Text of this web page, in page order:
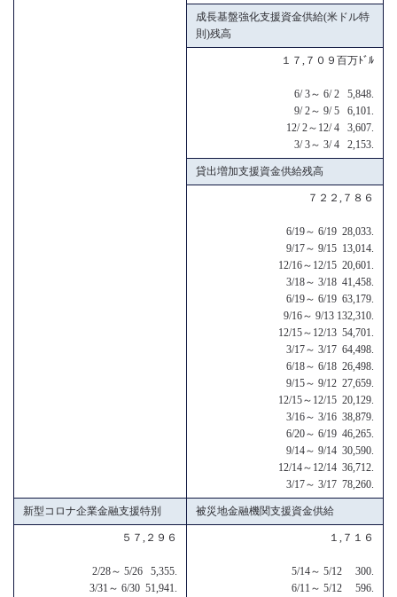
成長基盤強化支援資金供給(米ドル特
則)残高
１７,７０９百万ﾄﾞﾙ
6/ 3～ 6/ 2 5,848.
9/ 2～ 9/ 5 6,101.
12/ 2～12/ 4 3,607.
3/ 3～ 3/ 4 2,153.
貸出増加支援資金供給残高
７２２,７８６
6/19～ 6/19 28,033.
9/17～ 9/15 13,014.
12/16～12/15 20,601.
3/18～ 3/18 41,458.
6/19～ 6/19 63,179.
9/16～ 9/13 132,310.
12/15～12/13 54,701.
3/17～ 3/17 64,498.
6/18～ 6/18 26,498.
9/15～ 9/12 27,659.
12/15～12/15 20,129.
3/16～ 3/16 38,879.
6/20～ 6/19 46,265.
9/14～ 9/14 30,590.
12/14～12/14 36,712.
3/17～ 3/17 78,260.
新型コロナ企業金融支援特別 被災地金融機関支援資金供給
５７,２９６
2/28～ 5/26 5,355.
3/31～ 6/30 51,941.
１,７１６
5/14～ 5/12 300.
6/11～ 5/12 596.